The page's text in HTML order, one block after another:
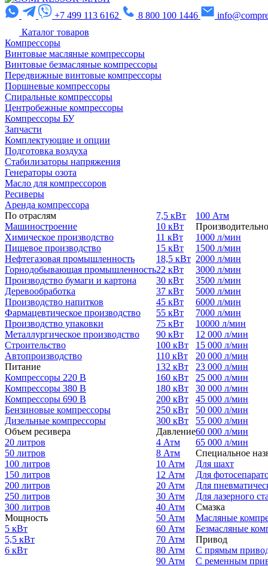
+7 499 113 6162 8 800 100 1446
Каталог товаров
Компрессоры
Винтовые масляные компрессоры
Винтовые безмасляные компрессоры
Передвижные винтовые компрессоры
Поршневые компрессоры
Спиральные компрессоры
Центробежные компрессоры
Компрессоры БУ
Запчасти
Комплектующие и опции
Подготовка воздуха
Стабилизаторы напряжения
Генераторы озота
Масло для компрессоров
Ресиверы
Аренда компрессора
По отраслям
Машиностроение
Химическое производство
Пищевое производство
Нефтегазовая промышленность
Горнодобывающая промышленность
Производство бумаги и картона
Деревообработка
Производство напитков
Фармацевтическое производство
Производство упаковки
Металлургическое производство
Строительство
Автопроизводство
Питание
Компрессоры 220 В
Компрессоры 380 В
Компрессоры 690 В
Бензиновые компрессоры
Дизельные компрессоры
Объем ресивера
20 литров
50 литров
100 литров
150 литров
200 литров
250 литров
300 литров
Мощность
5 кВт
5,5 кВт
6 кВт
7,5 кВт
10 кВт
11 кВт
15 кВт
18,5 кВт
22 кВт
30 кВт
37 кВт
45 кВт
55 кВт
75 кВт
90 кВт
100 кВт
110 кВт
132 кВт
160 кВт
180 кВт
200 кВт
250 кВт
300 кВт
Давление
4 Атм
8 Атм
10 Атм
12 Атм
20 Атм
30 Атм
40 Атм
50 Атм
60 Атм
70 Атм
80 Атм
90 Атм
100 Атм
1000 л/мин
1500 л/мин
2000 л/мин
3000 л/мин
3500 л/мин
5000 л/мин
6000 л/мин
7000 л/мин
10000 л/мин
12 000 л/мин
15 000 л/мин
20 000 л/мин
23 000 л/мин
25 000 л/мин
30 000 л/мин
45 000 л/мин
50 000 л/мин
55 000 л/мин
60 000 л/мин
65 000 л/мин
Специальное
Для шахт
Для
Для
Для лазерного
Смазка
Масляные
Безмасляные
Привод
С прямым
С ременным